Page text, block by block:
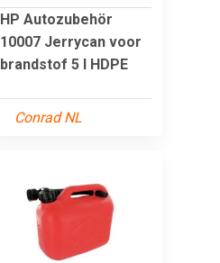
HP Autozubehör
10007 Jerrycan voor
brandstof 5 l HDPE
Conrad NL